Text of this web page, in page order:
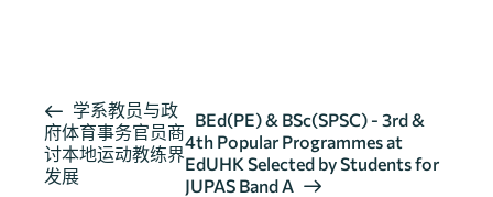
活
动
导
学系教员与政
府体育事务官员商
讨本地运动教练界
发展
BEd(PE) & BSc(SPSC) - 3rd &
4th Popular Programmes at
EdUHK Selected by Students for
JUPAS Band A